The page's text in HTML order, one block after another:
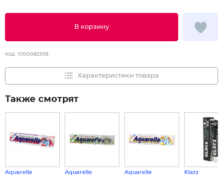
В корзину
Код: 1000082938
Характеристики товара
Также смотрят
Aquarelle Aquarelle Aquarelle Klatz